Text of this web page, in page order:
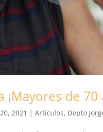
¡Mayores de 70
2021 |Artículos, Depto